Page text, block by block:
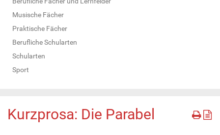
Musische Fächer
Praktische Fächer
Berufliche Schularten
Schularten
Sport
Kurzprosa: Die Parabel